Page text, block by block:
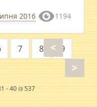
2016 1194
<
7 8
9
>
- 40 із 537